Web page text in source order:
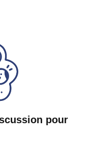
pour